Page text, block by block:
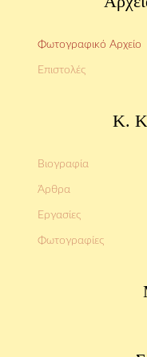
Φωτογραφικό Αρχείο
Επιστολές
Κ.
Βιογραφία
Άρθρα
Εργασίες
Φωτογραφίες